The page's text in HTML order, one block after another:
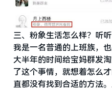
三、粉象生活怎么样？听
我是一名普通的上班族，
大半年的时间给宝妈群发
了这个事情，就想着怎么
直都没有找到合适的方法